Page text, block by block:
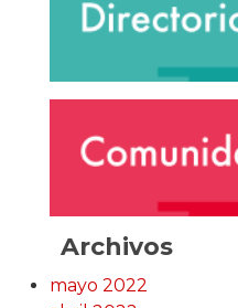
Archivos
mayo 2022